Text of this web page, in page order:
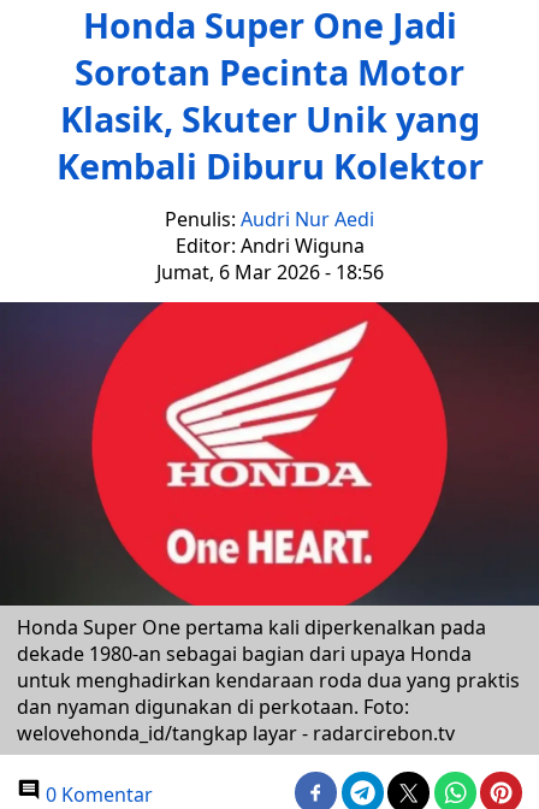
Honda Super One Jadi
Sorotan Pecinta Motor
Klasik, Skuter Unik yang
Kembali Diburu Kolektor
Penulis: Audri Nur Aedi
Editor: Andri Wiguna
Jumat, 6 Mar 2026 - 18:56
Honda Super One pertama kali diperkenalkan pada
dekade 1980-an sebagai bagian dari upaya Honda
untuk menghadirkan kendaraan roda dua yang praktis
dan nyaman digunakan di perkotaan. Foto:
welovehonda_id/tangkap layar - radarcirebon.tv
0 Komentar